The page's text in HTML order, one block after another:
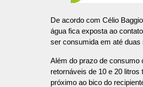
De acordo com Célio
água fica exposta ao
ser consumida em até duas
Além do prazo de consumo
retornáveis de 10 e 20
próximo ao bico do